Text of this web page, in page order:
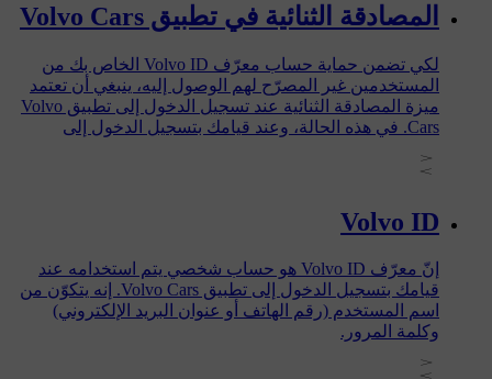
المصادقة الثنائية في تطبيق Volvo Cars
لكي تضمن حماية حساب معرّف Volvo ID الخاص بك من
المستخدمين غير المصرّح لهم الوصول إليه، ينبغي أن تعتمد
ميزة المصادقة الثنائية عند تسجيل الدخول إلى تطبيق Volvo
Cars. في هذه الحالة، وعند قيامك بتسجيل الدخول إلى
وذلك عبر البريد الإلكتروني أو رقم الهاتف المرتبط بحساب
من هويتك وتتمكن من الوصول إلى التطبيق.
Volvo ID
إنّ معرّف Volvo ID هو حساب شخصي يتم استخدامه عند
قيامك بتسجيل الدخول إلى تطبيق Volvo Cars. إنه يتكوّن من
اسم المستخدم (رقم الهاتف أو عنوان البريد الإلكتروني)
وكلمة المرور.